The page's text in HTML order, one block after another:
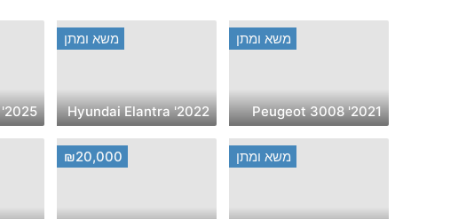
משא ומתן
2021' Peugeot 3008
משא ומתן
2022' Hyundai Elantra
2025' Chery FX EV
משא ומתן ₪20,000